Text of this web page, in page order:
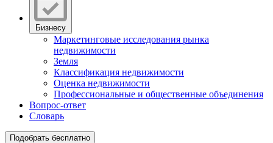
Бизнесу
Маркетинговые исследования рынка
недвижимости
Земля
Классификация недвижимости
Оценка недвижимости
Профессиональные и общественные объединения
Вопрос-ответ
Словарь
Подобрать бесплатно